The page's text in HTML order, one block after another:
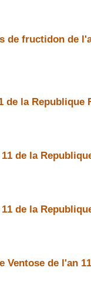
fructidon de
la Republique
de la
de la
de l'an 11